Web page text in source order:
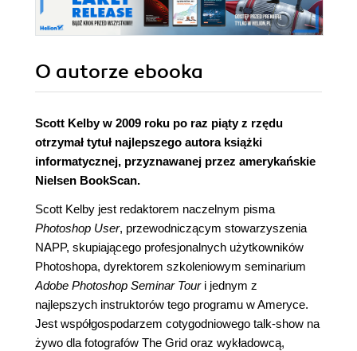
O autorze ebooka
Scott Kelby w 2009 roku po raz piąty z rzędu
otrzymał tytuł najlepszego autora książki
informatycznej, przyznawanej przez amerykańskie
Nielsen BookScan.
Scott Kelby jest redaktorem naczelnym pisma
Photoshop User, przewodniczącym stowarzyszenia
NAPP, skupiającego profesjonalnych użytkowników
Photoshopa, dyrektorem szkoleniowym seminarium
Adobe Photoshop Seminar Touri jednym z
najlepszych instruktorów tego programu w Ameryce.
Jest współgospodarzem cotygodniowego talk-show na
żywo dla fotografów The Grid oraz wykładowcą,